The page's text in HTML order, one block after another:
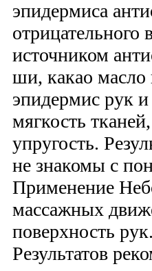
эпидермиса
источником
ши, какао масло
эпидермис рук и
мягкость
упругость.
не знакомы с
Применение
массажных
поверхность
Результатов